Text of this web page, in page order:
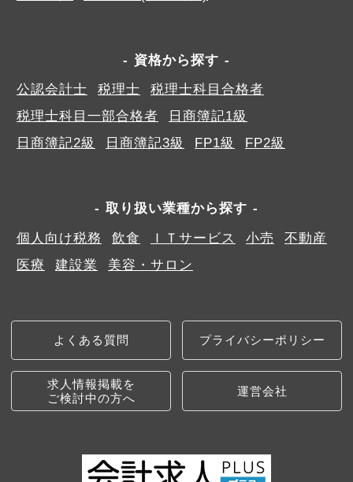
資格から探す
公認会計士
税理士
税理士科目合格者
税理士科目一部合格者
日商簿記1級
日商簿記2級
日商簿記3級 FP1級 FP2級
取り扱い業種から探す
個人向け税務
飲食 ＩＴサービス 小売
不動産
医療
建設業 美容・サロン
よくある質問 プライバシーポリシー
求人情報掲載を
ご検討中の方へ
運営会社